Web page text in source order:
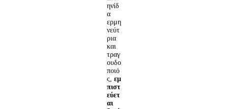
ηνίδ
α
ερμη
νεύτ
ρια
και
τραγ
ουδο
ποιό
ς, εμ
πιστ
εύετ
αι